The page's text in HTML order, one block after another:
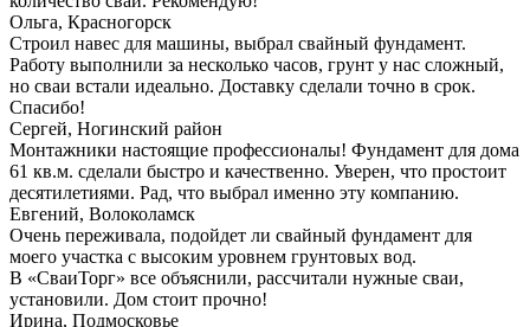
Ольга, Красногорск
Строил навес для машины, выбрал свайный фундамент.
Работу выполнили за несколько часов, грунт у нас сложный,
но сваи встали идеально. Доставку сделали точно в срок.
Спасибо!
Сергей, Ногинский район
Монтажники настоящие профессионалы! Фундамент для дома
61 кв.м. сделали быстро и качественно. Уверен, что простоит
десятилетиями. Рад, что выбрал именно эту компанию.
Евгений, Волоколамск
Очень переживала, подойдет ли свайный фундамент для
моего участка с высоким уровнем грунтовых вод.
В «СваиТорг» все объяснили, рассчитали нужные сваи,
установили. Дом стоит прочно!
Ирина, Подмосковье